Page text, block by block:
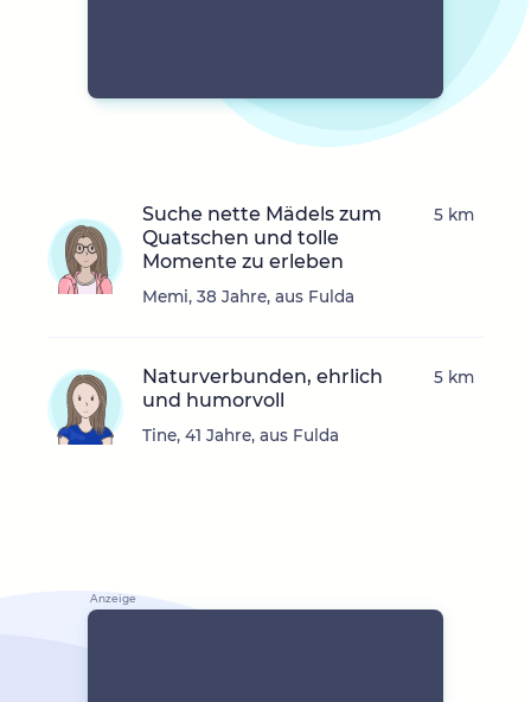
Suche nette Mädels zum
Quatschen und tolle
Momente zu erleben
Memi, 38 Jahre, aus Fulda
5 km
Naturverbunden, ehrlich
und humorvoll
Tine, 41 Jahre, aus Fulda
5 km